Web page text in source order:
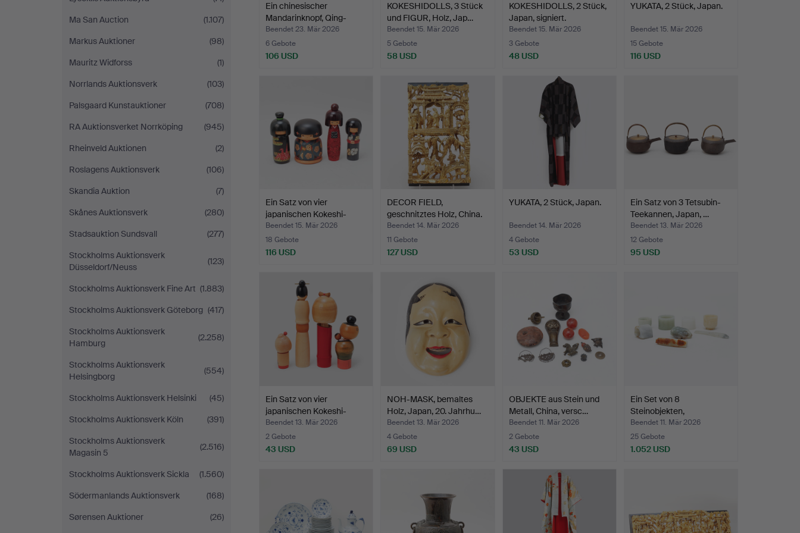
Ma San Auction
(1.107)
Markus Auktioner
(98)
Mauritz Widforss
(1)
Norrlands Auktionsverk
(103)
Palsgaard Kunstauktioner
(708)
RA Auktionsverket Norrköping
(945)
Rheinveld Auktionen
(2)
Roslagens Auktionsverk
(106)
Skandia Auktion
(7)
Skånes Auktionsverk
(280)
Stadsauktion Sundsvall
(277)
Stockholms Auktionsverk
Düsseldorf/Neuss
(123)
Stockholms Auktionsverk Fine Art (1.883)
Stockholms Auktionsverk Göteborg (417)
Stockholms Auktionsverk
Hamburg
(2.258)
Stockholms Auktionsverk
Helsingborg
(554)
Stockholms Auktionsverk Helsinki
(45)
Stockholms Auktionsverk Köln
(391)
Stockholms Auktionsverk
Magasin 5
(2.516)
Stockholms Auktionsverk Sickla
(1.560)
Södermanlands Auktionsverk
(168)
Sørensen Auktioner
(26)
Ein chinesischer
Mandarinknopf, Qing-
Dynas…
Beendet 23. Mär 2026
6 Gebote
106 USD
KOKESHIDOLLS, 3 Stück
und FIGUR, Holz, Jap…
Beendet 15. Mär 2026
5 Gebote
58 USD
KOKESHIDOLLS, 2 Stück,
Japan, signiert.
Beendet 15. Mär 2026
3 Gebote
48 USD
YUKATA, 2 Stück, Japan.
Beendet 15. Mär 2026
15 Gebote
116 USD
Ein Satz von vier
japanischen Kokeshi-
Pupp…
Beendet 15. Mär 2026
18 Gebote
116 USD
DECOR FIELD,
geschnitztes Holz, China.
Beendet 14. Mär 2026
11 Gebote
127 USD
YUKATA, 2 Stück, Japan.
Beendet 14. Mär 2026
4 Gebote
53 USD
Ein Satz von 3 Tetsubin-
Teekannen, Japan, …
Beendet 13. Mär 2026
12 Gebote
95 USD
Ein Satz von vier
japanischen Kokeshi-
Pupp…
Beendet 13. Mär 2026
2 Gebote
43 USD
NOH-MASK, bemaltes
Holz, Japan, 20. Jahrhu…
Beendet 13. Mär 2026
4 Gebote
69 USD
OBJEKTE aus Stein und
Metall, China, versc…
Beendet 11. Mär 2026
2 Gebote
43 USD
Ein Set von 8
Steinobjekten,
hauptsächlich…
Beendet 11. Mär 2026
25 Gebote
1.052 USD